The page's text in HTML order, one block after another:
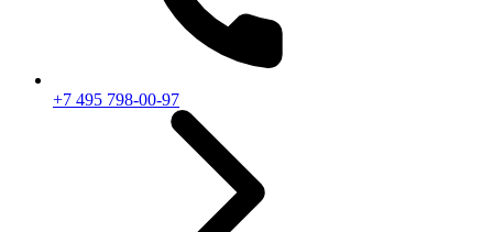
+7 495 798-00-97